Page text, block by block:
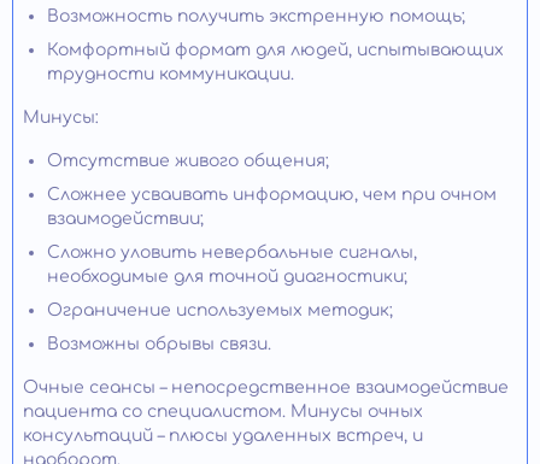
Возможность получить экстренную помощь;
Комфортный формат для людей, испытывающих
трудности коммуникации.
Минусы:
Отсутствие живого общения;
Сложнее усваивать информацию, чем при очном
взаимодействии;
Сложно уловить невербальные сигналы,
необходимые для точной диагностики;
Ограничение используемых методик;
Возможны обрывы связи.
Очные сеансы – непосредственное взаимодействие
пациента со специалистом. Минусы очных
консультаций – плюсы удаленных встреч, и
наоборот.